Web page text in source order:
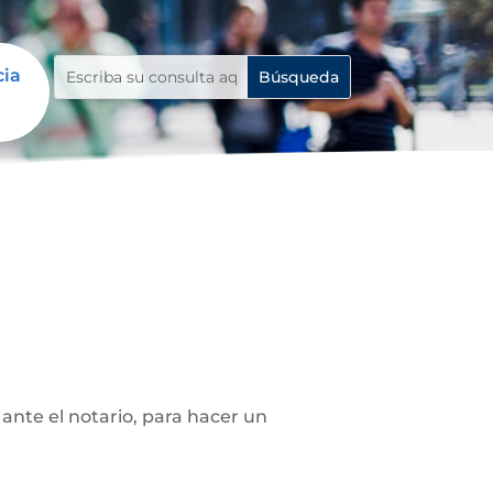
el notario, para hacer un